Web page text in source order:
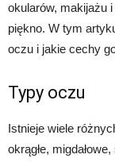
okularów, makijażu
piękno. W tym
oczu i jakie cechy
Typy oczu
Istnieje wiele
okrągłe,